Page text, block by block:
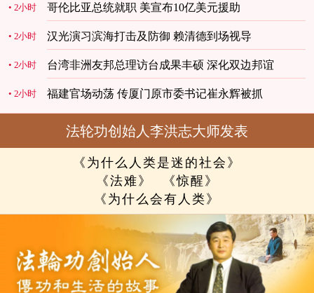
2小时 哥伦比亚总统就职 美宣布10亿美元援助
2小时 汉光演习滨海打击及防御 赖清德到场视导
2小时 台湾非洲友邦总理访台成果丰硕 深化双边邦谊
2小时 福建官场动荡 传厦门原市委书记崔永辉被抓
法轮功创始人李洪志大师发表
《为什么人类是迷的社会》
《法难》
《惊醒》
《为什么会有人类》